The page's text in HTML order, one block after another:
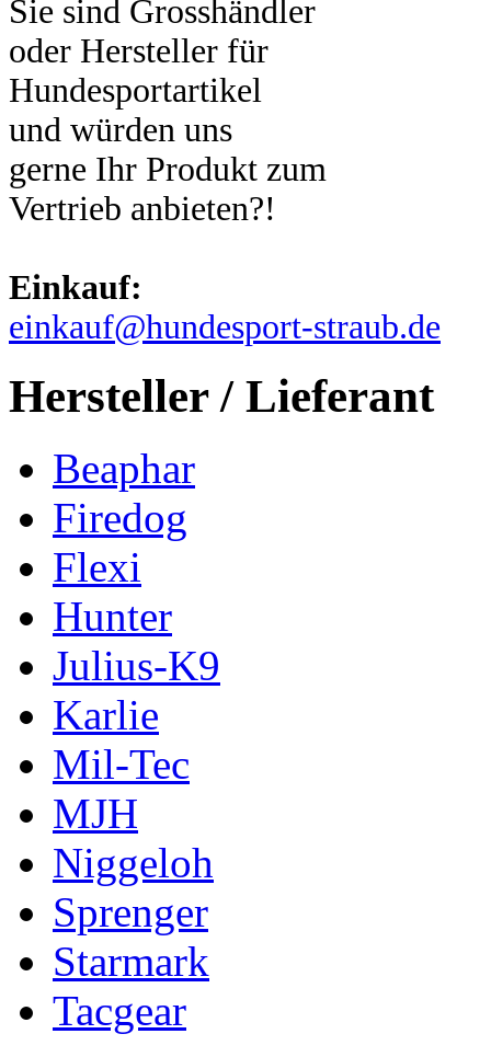
Sie sind Grosshändler
oder Hersteller für
Hundesportartikel
und würden uns
gerne Ihr Produkt zum
Vertrieb anbieten?!
Einkauf:
einkauf@hundesport-straub.de
Hersteller / Lieferant
Beaphar
Firedog
Flexi
Hunter
Julius-K9
Karlie
Mil-Tec
MJH
Niggeloh
Sprenger
Starmark
Tacgear